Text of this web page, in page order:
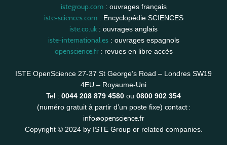
istegroup.com: ouvrages français
iste-sciences.com: Encyclopédie SCIENCES
iste.co.uk : ouvrages anglais
iste-international.es: ouvrages espagnols
openscience.fr: revues en libre accès
ISTE OpenScience 27-37 St George’s Road – Londres SW19
4EU – Royaume-Uni
Tel : 0044 208 879 4580 ou 0800 902 354
(numéro gratuit à partir d’un poste fixe) contact :
info@openscience.fr
Copyright © 2024 by ISTE Group or related companies.